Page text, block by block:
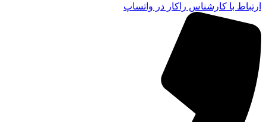
ارتباط با کارشناس راکار در واتساپ